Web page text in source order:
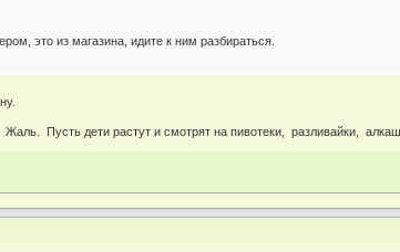
это из магазина, идите к ним разбираться.
Жаль. Пусть дети растут и смотрят на пивотеки, разливайки,